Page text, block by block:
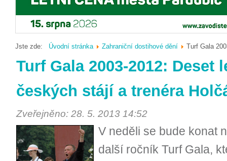
Jste zde: Úvodní stránka Zahraniční dostihové dění Turf Gala
Turf Gala 2003-2012: Deset
českých stájí a trenéra
Zveřejněno: 28. 5. 2013 14:52
V neděli se bude konat
další ročník Turf Gala,